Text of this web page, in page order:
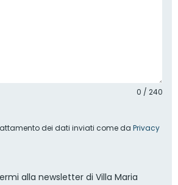
0 / 240
dei dati inviati come da Privacy
alla newsletter di Villa Maria